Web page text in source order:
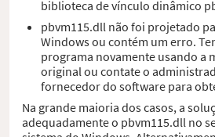
biblioteca de vínculo dinâmico
pbvm115.dll não foi projetado
Windows ou contém um erro.
programa novamente usando a
original ou contate o
fornecedor do software para
Na grande maioria dos casos, a
adequadamente o pbvm115.dll no